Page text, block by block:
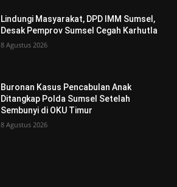
Lindungi Masyarakat, DPD IMM Sumsel,
Desak Pemprov Sumsel Cegah Karhutla
8 Agustus 2026
Buronan Kasus Pencabulan Anak
Ditangkap Polda Sumsel Setelah
Sembunyi di OKU Timur
8 Agustus 2026